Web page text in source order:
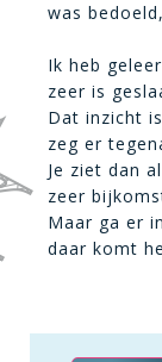
was
Ik heb
zeer is
Dat inzicht
zeg er
Je ziet dan
zeer
Maar ga er
daar komt